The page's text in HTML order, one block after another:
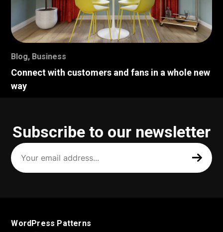
Blog, Business
Connect with customers and fans in a whole new
way
Subscribe to our newsletter
Your
email
address
(Required)
WordPress Patterns